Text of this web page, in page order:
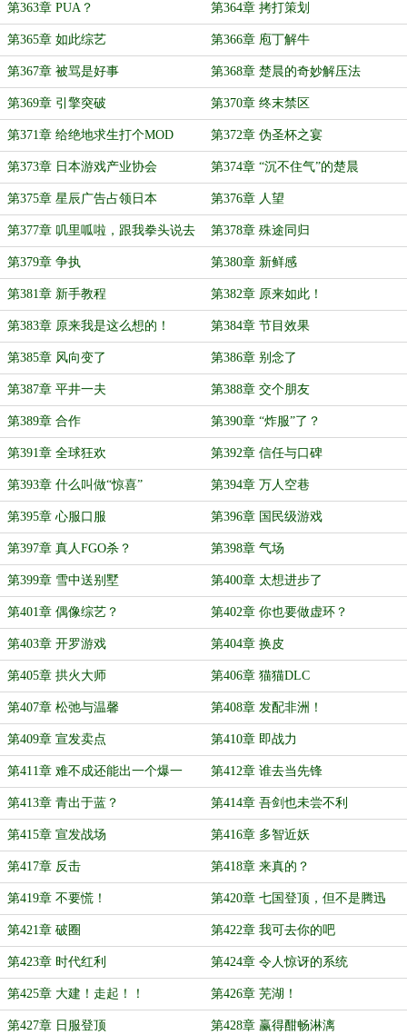
第363章 PUA？ 第364章 拷打策划
第365章 如此综艺 第366章 庖丁解牛
第367章 被骂是好事 第368章 楚晨的奇妙解压法
第369章 引擎突破 第370章 终末禁区
第371章 给绝地求生打个MOD 第372章 伪圣杯之宴
第373章 日本游戏产业协会 第374章 “沉不住气”的楚晨
第375章 星辰广告占领日本 第376章 人望
第377章 叽里呱啦，跟我拳头说去
吧
第378章 殊途同归
第379章 争执 第380章 新鲜感
第381章 新手教程 第382章 原来如此！
第383章 原来我是这么想的！ 第384章 节目效果
第385章 风向变了 第386章 别念了
第387章 平井一夫 第388章 交个朋友
第389章 合作 第390章 “炸服”了？
第391章 全球狂欢 第392章 信任与口碑
第393章 什么叫做“惊喜” 第394章 万人空巷
第395章 心服口服 第396章 国民级游戏
第397章 真人FGO杀？ 第398章 气场
第399章 雪中送别墅 第400章 太想进步了
第401章 偶像综艺？ 第402章 你也要做虚环？
第403章 开罗游戏 第404章 换皮
第405章 拱火大师 第406章 猫猫DLC
第407章 松弛与温馨 第408章 发配非洲！
第409章 宣发卖点 第410章 即战力
第411章 难不成还能出一个爆一
个？
第412章 谁去当先锋
第413章 青出于蓝？ 第414章 吾剑也未尝不利
第415章 宣发战场 第416章 多智近妖
第417章 反击 第418章 来真的？
第419章 不要慌！ 第420章 七国登顶，但不是腾迅
第421章 破圈 第422章 我可去你的吧
第423章 时代红利 第424章 令人惊讶的系统
第425章 大建！走起！！ 第426章 芜湖！
第427章 日服登顶 第428章 赢得酣畅淋漓